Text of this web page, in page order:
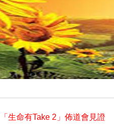
「生命有Take 2」佈道會見證